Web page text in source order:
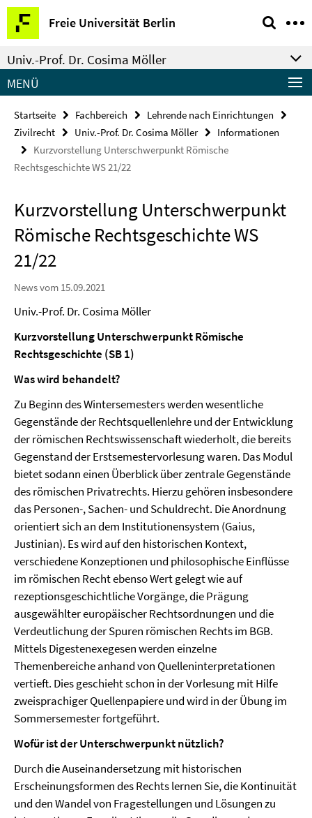
Springe
direkt
zu
Inhalt
Freie Universität Berlin
Service-
Navigation
Univ.-Prof. Dr. Cosima Möller
MENÜ
Startseite Fachbereich
Lehrende nach Einrichtungen
Zivilrecht
Univ.-Prof. Dr. Cosima Möller
Informationen
Kurzvorstellung Unterschwerpunkt Römische
Rechtsgeschichte WS 21/22
Kurzvorstellung Unterschwerpunkt
Römische Rechtsgeschichte WS
21/22
News vom 15.09.2021
Univ.-Prof. Dr. Cosima Möller
Kurzvorstellung Unterschwerpunkt Römische
Rechtsgeschichte (SB 1)
Was wird behandelt?
Zu Beginn des Wintersemesters werden wesentliche
Gegenstände der Rechtsquellenlehre und der Entwicklung
der römischen Rechtswissenschaft wiederholt, die bereits
Gegenstand der Erstsemestervorlesung waren. Das Modul
bietet sodann einen Überblick über zentrale Gegenstände
des römischen Privatrechts. Hierzu gehören insbesondere
das Personen-, Sachen- und Schuldrecht. Die Anordnung
orientiert sich an dem Institutionensystem (Gaius,
Justinian). Es wird auf den historischen Kontext,
verschiedene Konzeptionen und philosophische Einflüsse
im römischen Recht ebenso Wert gelegt wie auf
rezeptionsgeschichtliche Vorgänge, die Prägung
ausgewählter europäischer Rechtsordnungen und die
Verdeutlichung der Spuren römischen Rechts im BGB.
Mittels Digestenexegesen werden einzelne
Themenbereiche anhand von Quelleninterpretationen
vertieft. Dies geschieht schon in der Vorlesung mit Hilfe
zweisprachiger Quellenpapiere und wird in der Übung im
Sommersemester fortgeführt.
Wofür ist der Unterschwerpunkt nützlich?
Durch die Auseinandersetzung mit historischen
Erscheinungsformen des Rechts lernen Sie, die Kontinuität
und den Wandel von Fragestellungen und Lösungen zu